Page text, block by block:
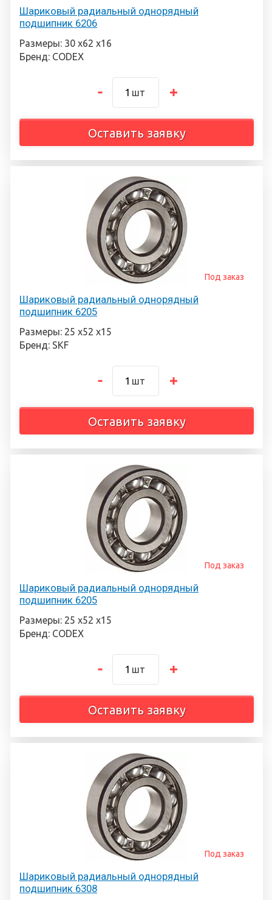
Шариковый радиальный однорядный
подшипник 6206
Размеры: 30 х62 х16
Бренд: CODEX
шт
Оставить заявку
Шариковый радиальный однорядный
подшипник 6205
Под заказ
Размеры: 25 х52 х15
Бренд: SKF
шт
Оставить заявку
Шариковый радиальный однорядный
подшипник 6205
Под заказ
Размеры: 25 х52 х15
Бренд: CODEX
шт
Оставить заявку
Шариковый радиальный однорядный
подшипник 6308
Под заказ